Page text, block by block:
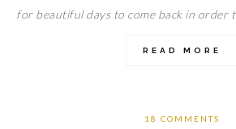
for beautiful days to come back in order
READ MORE
18 COMMENTS